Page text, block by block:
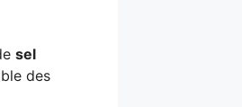
sel
des